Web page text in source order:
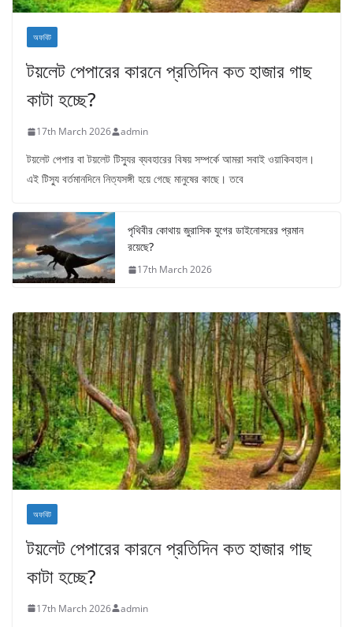
অফবিট
টয়লেট পেপারের কারনে প্রতিদিন কত হাজার গাছ
কাটা হচ্ছে?
17th March 2026 admin
টয়লেট পেপার বা টয়লেট টিস্যুর ব্যবহারের বিষয় সম্পর্কে আমরা সবাই ওয়াকিবহাল।
এই টিস্যু বর্তমানদিনে নিত্যসঙ্গী হয়ে গেছে মানুষের কাছে। তবে
পৃথিবীর কোথায় জুরাসিক যুগের ডাইনোসরের প্রমান
রয়েছে?
17th March 2026
অফবিট
টয়লেট পেপারের কারনে প্রতিদিন কত হাজার গাছ
কাটা হচ্ছে?
17th March 2026 admin